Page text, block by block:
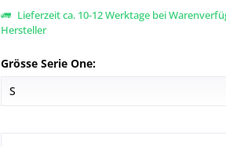
Lieferzeit ca. 10-12 Werktage bei
Hersteller
Grösse Serie One: